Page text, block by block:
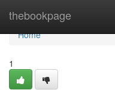
thebookpage
Home
Home
1